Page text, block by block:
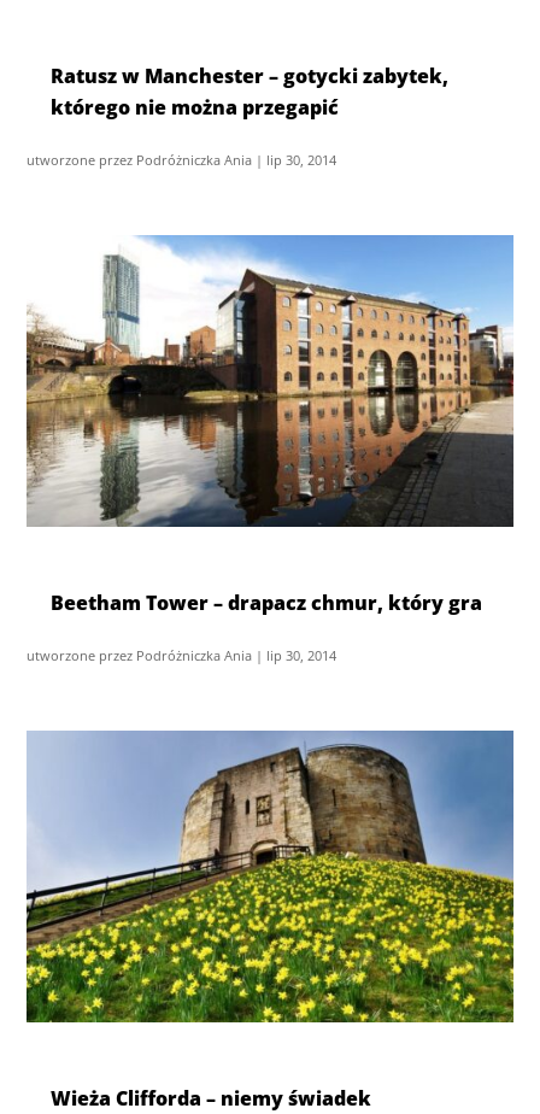
Ratusz w Manchester – gotycki zabytek,
którego nie można przegapić
utworzone przez Podróżniczka Ania | lip 30, 2014
Beetham Tower – drapacz chmur, który gra
utworzone przez Podróżniczka Ania | lip 30, 2014
Wieża Clifforda – niemy świadek